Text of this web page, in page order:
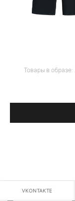
Товары в образе:
VKONTAKTE